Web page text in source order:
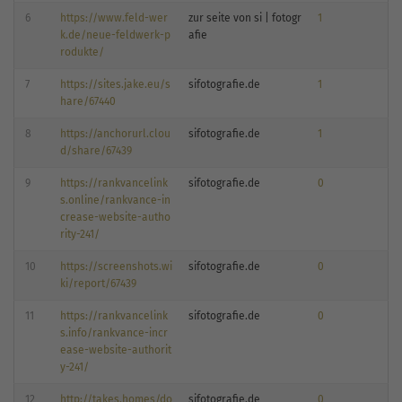
6
https://www.feld-wer
k.de/neue-feldwerk-p
rodukte/
zur seite von si | fotogr
afie
1
7
https://sites.jake.eu/s
hare/67440
sifotografie.de 1
8
https://anchorurl.clou
d/share/67439
sifotografie.de 1
9
https://rankvancelink
s.online/rankvance-in
crease-website-autho
rity-241/
sifotografie.de 0
10
https://screenshots.wi
ki/report/67439
sifotografie.de 0
11
https://rankvancelink
s.info/rankvance-incr
ease-website-authorit
y-241/
sifotografie.de 0